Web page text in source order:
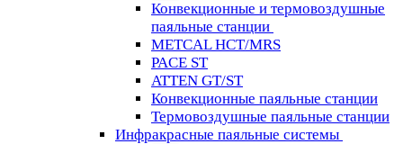
Конвекционные и термовоздушные
паяльные станции
METCAL HCT/MRS
PACE ST
ATTEN GT/ST
Конвекционные паяльные станции
Термовоздушные паяльные станции
Инфракрасные паяльные системы